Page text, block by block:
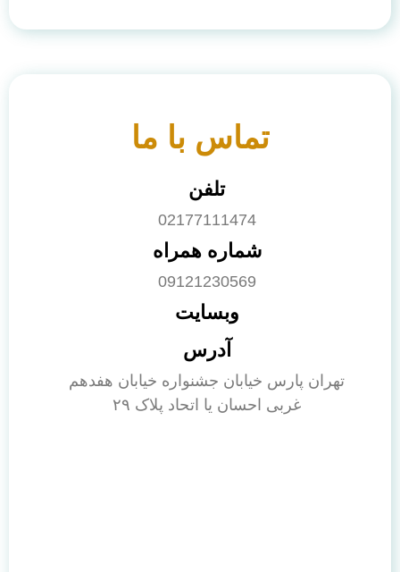
تماس با ما
تلفن
02177111474
شماره همراه
09121230569
وبسایت
آدرس
تهران پارس خیابان جشنواره خیابان هفدهم
غربی احسان یا اتحاد پلاک ۲۹